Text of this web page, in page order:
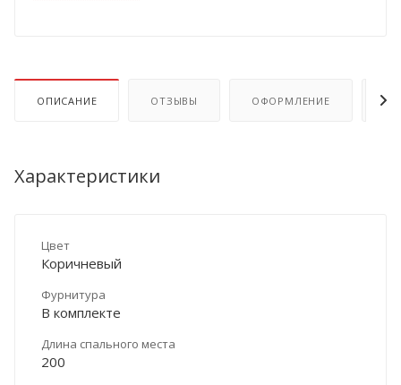
ОПИСАНИЕ ОТЗЫВЫ ОФОРМЛЕНИЕ
Характеристики
Цвет
Коричневый
Фурнитура
В комплекте
Длина спального места
200